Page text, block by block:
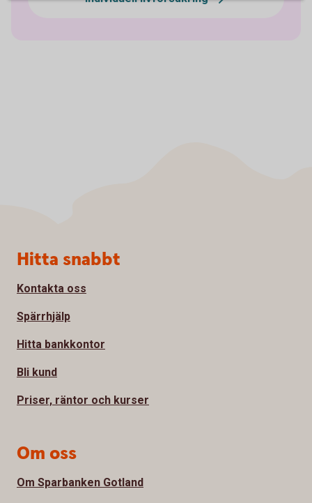
Sidfot
Hitta snabbt
Kontakta oss
Spärrhjälp
Hitta bankkontor
Bli kund
Priser, räntor och kurser
Om oss
Om Sparbanken Gotland